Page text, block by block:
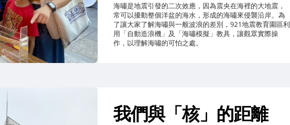
海嘯是地震引發的二次效應，因為震央在海裡的大地震，
常可以擾動整個洋盆的海水，形成的海嘯來侵襲沿岸。為
了讓大家了解海嘯與一般波浪的差別，921地震教育園區利
用「自動造浪機」及「海嘯模擬」教具，讓觀眾實際操
作，以理解海嘯的可怕之處。
我們與「核」的距離